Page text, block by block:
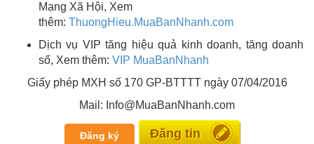
Mạng Xã Hội, Xem
thêm: ThuongHieu.MuaBanNhanh.com
Dịch vụ VIP tăng hiệu quả kinh doanh, tăng doanh
số, Xem thêm: VIP MuaBanNhanh
Giấy phép MXH số 170 GP-BTTTT ngày 07/04/2016
Mail: Info@MuaBanNhanh.com
Đăng ký Đăng tin